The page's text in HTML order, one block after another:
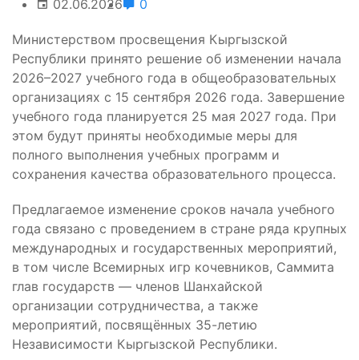
02.06.2026 0
Министерством просвещения Кыргызской
Республики принято решение об изменении начала
2026–2027 учебного года в общеобразовательных
организациях с 15 сентября 2026 года. Завершение
учебного года планируется 25 мая 2027 года. При
этом будут приняты необходимые меры для
полного выполнения учебных программ и
сохранения качества образовательного процесса.
Предлагаемое изменение сроков начала учебного
года связано с проведением в стране ряда крупных
международных и государственных мероприятий,
в том числе Всемирных игр кочевников, Саммита
глав государств — членов Шанхайской
организации сотрудничества, а также
мероприятий, посвящённых 35-летию
Независимости Кыргызской Республики.